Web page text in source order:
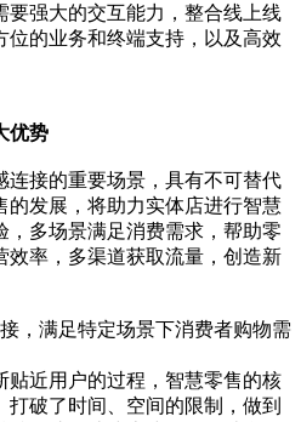
要强大的交互能力，整合线上线
位的业务和终端支持，以及高效
优势
连接的重要场景，具有不可替代
的发展，将助力实体店进行智慧
，多场景满足消费需求，帮助零
效率，多渠道获取流量，创造新
，满足特定场景下消费者购物需
贴近用户的过程，智慧零售的核
破了时间、空间的限制，做到